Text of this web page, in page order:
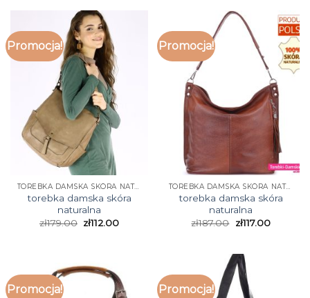
Promocja!
TOREBKA DAMSKA SKÓRA NATURALNA
torebka damska skóra
naturalna
zł179.00 zł112.00
Promocja!
TOREBKA DAMSKA SKÓRA NATURALNA
torebka damska skóra
naturalna
zł187.00 zł117.00
Promocja! Promocja!